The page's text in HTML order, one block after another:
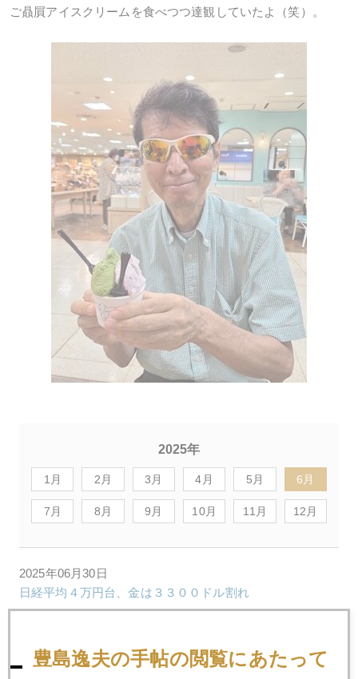
ご贔屓アイスクリームを食べつつ達観していたよ（笑）。
2025年
1月 2月 3月 4月 5月 6月
7月 8月 9月 10月 11月 12月
2025年06月30日
日経平均４万円台、金は３３００ドル割れ
2025年06月26日
プラチナ続騰、１４００ドル接近
豊島逸夫の手帖の閲覧にあたって